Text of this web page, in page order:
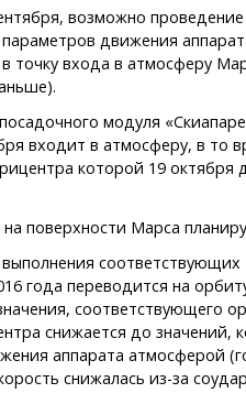
возможно
движения
точку входа в атмосферу
модуля
входит в атмосферу, в то
которой 19 октября
поверхности Марса
года переводится на
соответствующего
снижается до
аппарата атмосферой
снижалась из-за